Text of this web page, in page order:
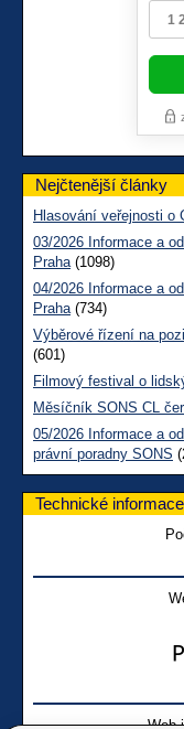
Nejčtenější články
Hlasování veřejnosti o
03/2026 Informace a
Praha(1098)
04/2026 Informace a
Praha(734)
Výběrové řízení na
(601)
Filmový festival o
Měsíčník SONS CL
05/2026 Informace a
právní poradny SONS
Technické informace
Web